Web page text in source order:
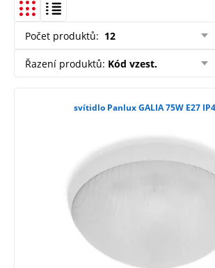
Počet produktů: 12
Řazení produktů: Kód vzest.
svítidlo Panlux GALIA 75W E27